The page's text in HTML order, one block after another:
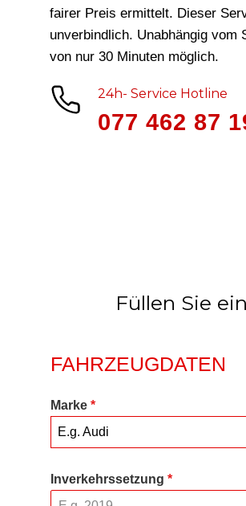
fairer Preis ermittelt. Dieser
unverbindlich. Unabhängig vom
von nur 30 Minuten möglich.
24h- Service Hotline
077 462 87
Füllen Sie
FAHRZEUGDATEN
Marke *
E.g. Audi
Inverkehrssetzung *